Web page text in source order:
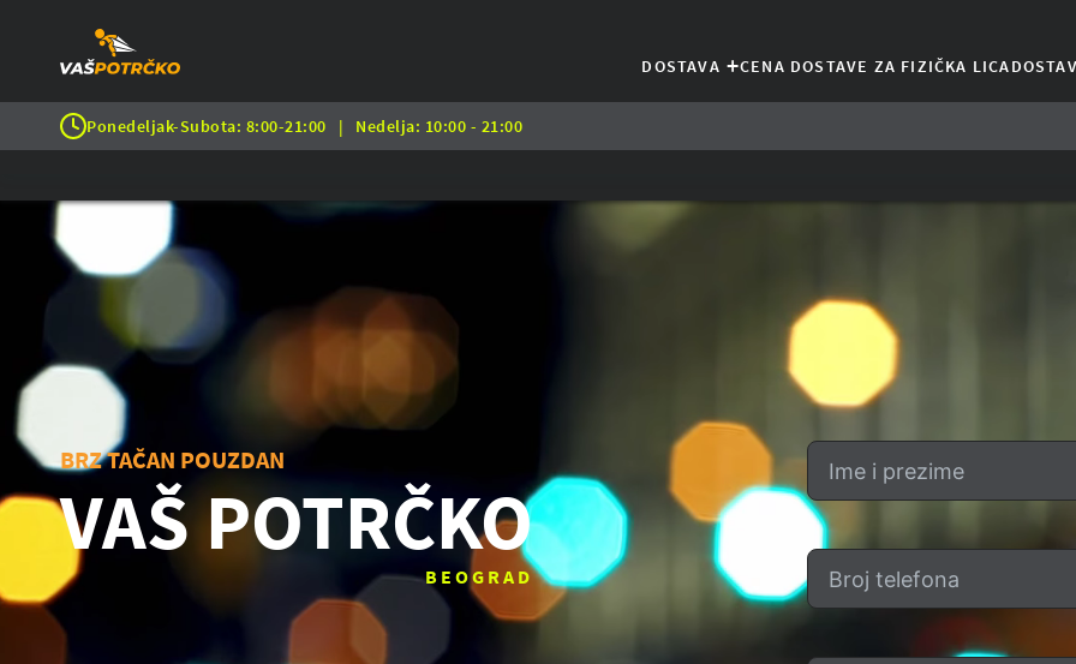
DOSTAVA +CENA DOSTAVE ZA FIZIČKA LICA
Ponedeljak-Subota: 8:00-21:00 | Nedelja: 10:00 - 21:00
BRZ TAČAN POUZDAN
VAŠ POTRČKO
BEOGRAD